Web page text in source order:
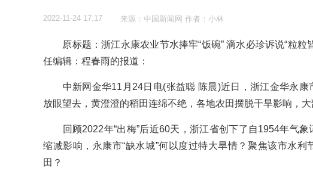
2022-11-24 17:17 来源：中国新闻网 作者：小林
原标题：浙江永康农业节水捧牢“饭碗” 滴水必珍诉说“粒粒
任编辑：程春雨的报道：
中新网金华11月24日电(张益聪 陈晨)近日，浙江金华永康
放眼望去，黄澄澄的稻田连绵不绝，各地农田摆脱干旱影响，大
回顾2022年“出梅”后近60天，浙江省创下了自1954年气象
缩减影响，永康市“缺水城”何以度过特大旱情？聚焦该市水
田？